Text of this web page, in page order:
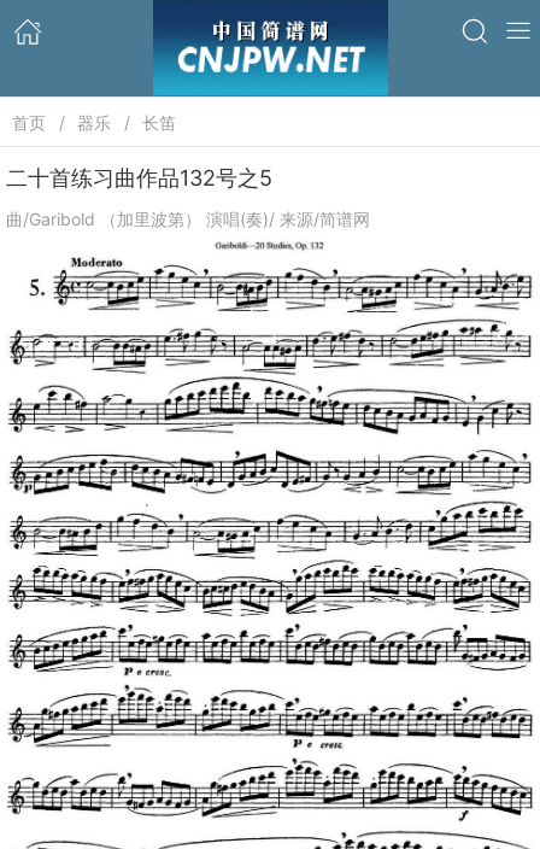
首页 器乐 长笛
二十首练习曲作品132号之5
曲/Garibold （加里波第） 演唱(奏)/ 来源/简谱网